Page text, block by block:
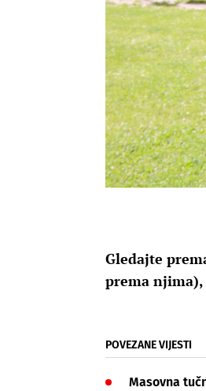
Gledajte
prema
POVEZANE VIJESTI
Masovna